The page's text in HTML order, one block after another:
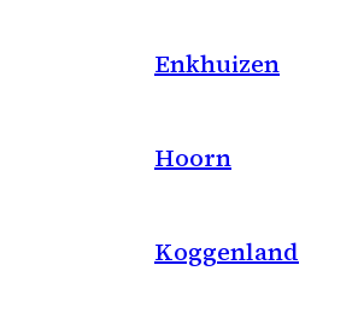
Enkhuizen
Hoorn
Koggenland